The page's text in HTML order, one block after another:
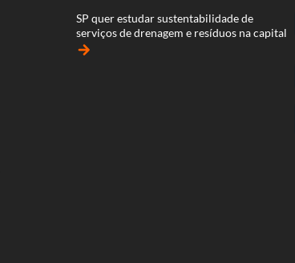
SP quer estudar sustentabilidade de
serviços de drenagem e resíduos na capital
arrow_forward